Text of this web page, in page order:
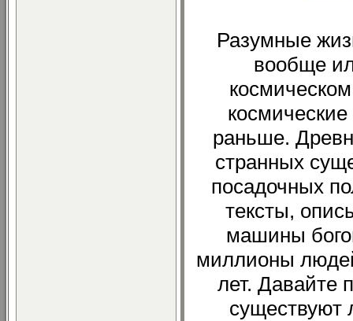
Разумные
вообще
раньше.
странных
посадочных
тексты,
машины
миллионы
лет. Давайте
существуют